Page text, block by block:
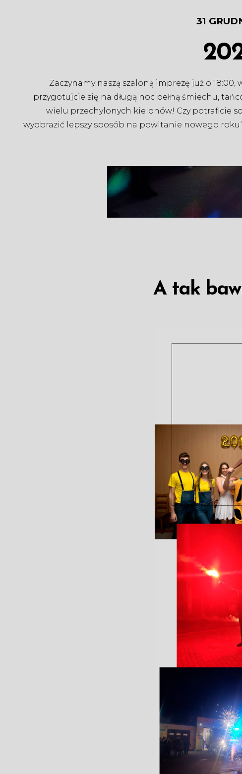
31
Zaczynamy naszą szaloną imprezę już o 18:00,
przygotujcie się na długą noc pełną śmiechu,
wielu przechylonych kielonów! Czy potraficie
wyobrazić lepszy sposób na powitanie nowego
A tak